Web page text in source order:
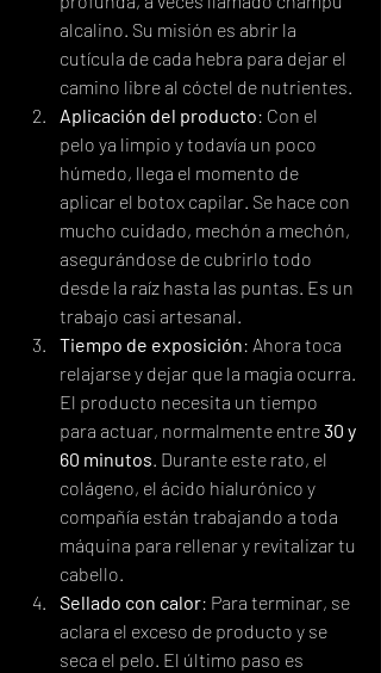
alcalino. Su misión es abrir la
cutícula de cada hebra para dejar el
camino libre al cóctel de nutrientes.
Aplicación del producto: Con el
pelo ya limpio y todavía un poco
húmedo, llega el momento de
aplicar el botox capilar. Se hace con
mucho cuidado, mechón a mechón,
asegurándose de cubrirlo todo
desde la raíz hasta las puntas. Es un
trabajo casi artesanal.
Tiempo de exposición: Ahora toca
relajarse y dejar que la magia ocurra.
El producto necesita un tiempo
para actuar, normalmente entre 30 y
60 minutos . Durante este rato, el
colágeno, el ácido hialurónico y
compañía están trabajando a toda
máquina para rellenar y revitalizar tu
cabello.
Sellado con calor: Para terminar, se
aclara el exceso de producto y se
seca el pelo. El último paso es